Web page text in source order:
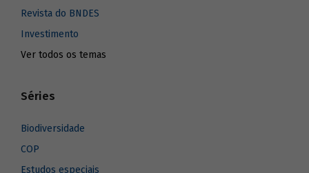
Revista do BNDES
Investimento
Ver todos os temas
Séries
Biodiversidade
COP
Estudos especiais